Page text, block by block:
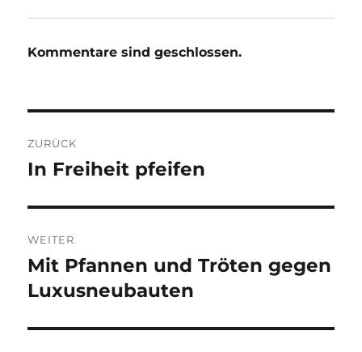
Kommentare sind geschlossen.
ZURÜCK
Vorheriger
In Freiheit pfeifen
WEITER
Nächster
Beitrag:
Mit Pfannen und Tröten gegen
Luxusneubauten